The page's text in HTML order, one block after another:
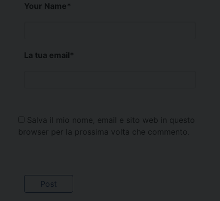
Your Name*
La tua email*
Salva il mio nome, email e sito web in questo
browser per la prossima volta che commento.